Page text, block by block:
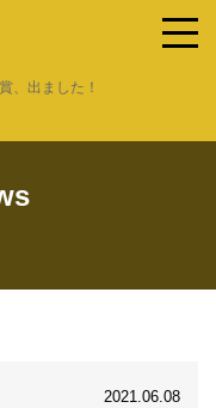
、出ました！
2021.06.08